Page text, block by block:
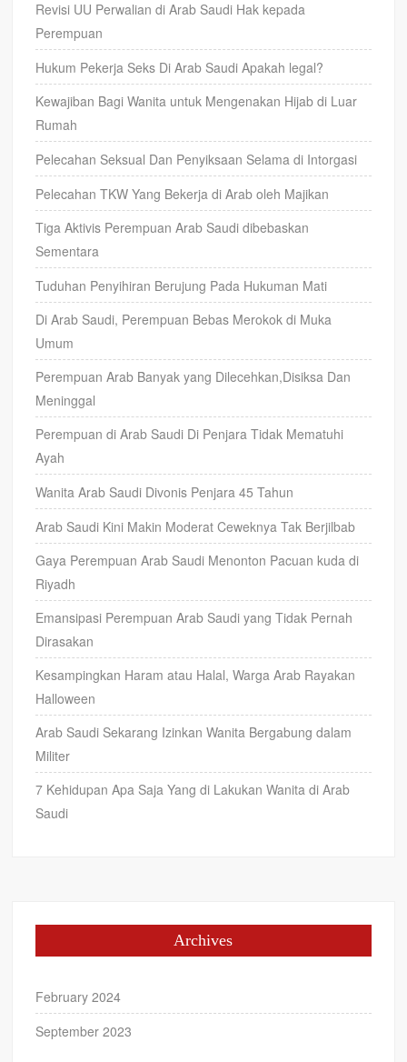
Revisi UU Perwalian di Arab Saudi Hak kepada
Perempuan
Hukum Pekerja Seks Di Arab Saudi Apakah legal?
Kewajiban Bagi Wanita untuk Mengenakan Hijab di Luar
Rumah
Pelecahan Seksual Dan Penyiksaan Selama di Intorgasi
Pelecahan TKW Yang Bekerja di Arab oleh Majikan
Tiga Aktivis Perempuan Arab Saudi dibebaskan
Sementara
Tuduhan Penyihiran Berujung Pada Hukuman Mati
Di Arab Saudi, Perempuan Bebas Merokok di Muka
Umum
Perempuan Arab Banyak yang Dilecehkan,Disiksa Dan
Meninggal
Perempuan di Arab Saudi Di Penjara Tidak Mematuhi
Ayah
Wanita Arab Saudi Divonis Penjara 45 Tahun
Arab Saudi Kini Makin Moderat Ceweknya Tak Berjilbab
Gaya Perempuan Arab Saudi Menonton Pacuan kuda di
Riyadh
Emansipasi Perempuan Arab Saudi yang Tidak Pernah
Dirasakan
Kesampingkan Haram atau Halal, Warga Arab Rayakan
Halloween
Arab Saudi Sekarang Izinkan Wanita Bergabung dalam
Militer
7 Kehidupan Apa Saja Yang di Lakukan Wanita di Arab
Saudi
Archives
February 2024
September 2023